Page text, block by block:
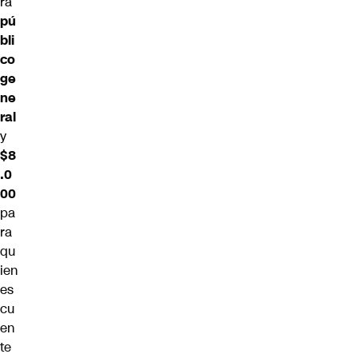
pú
bli
co
ge
ne
ral
y
$8
.0
00
pa
ra
qu
ien
es
cu
en
te